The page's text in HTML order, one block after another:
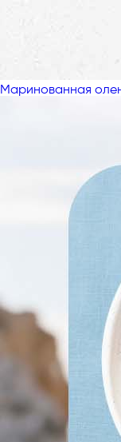
Маринованная